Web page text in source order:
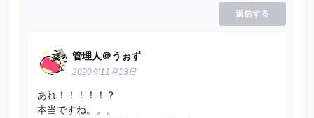
返信する
管理人＠うぉず
2020年11月13日
あれ！！！！！？
本当ですね。。。